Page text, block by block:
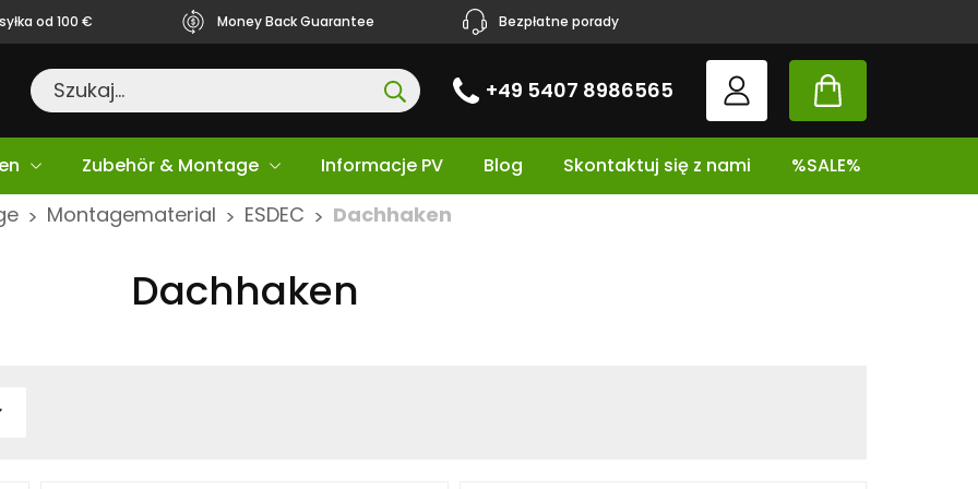
od 100 € Money Back Guarantee Bezpłatne porady
+49 5407 8986565
Zubehör & Montage Informacje PV Blog Skontaktuj się z nami %SALE%
> Montagematerial > ESDEC > Dachhaken
Dachhaken